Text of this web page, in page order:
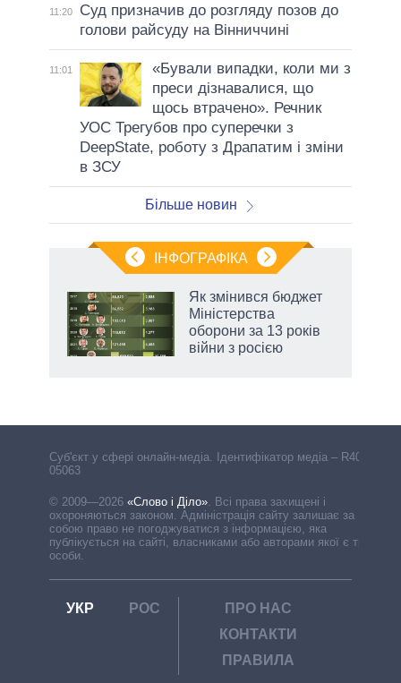
11:20
Суд призначив до розгляду позов до
голови райсуду на Вінниччині
11:01
«Бували випадки, коли ми з
преси дізнавалися, що
щось втрачено». Речник
УОС Трегубов про cуперечки з
DeepState, роботу з Драпатим і зміни
в ЗСУ
Більше новин
ІНФОГРАФІКА
Як змінився бюджет
Міністерства
оборони за 13 років
війни з росією
Cуб'єкт у сфері онлайн-медіа. Ідентифікатор медіа – R40-
05063
© 2009—2026 «Слово і Діло» Всі права захищені і
охороняються законом. Адміністрація сайту залишає за
собою право не погоджуватися з інформацією, яка
публікується на сайті, власниками або авторами якої є треті
особи.
УКР РОС
ПРО НАС
КОНТАКТИ
ПРАВИЛА